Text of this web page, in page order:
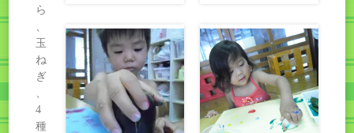
ら
、
玉
ね
ぎ
、
4
種